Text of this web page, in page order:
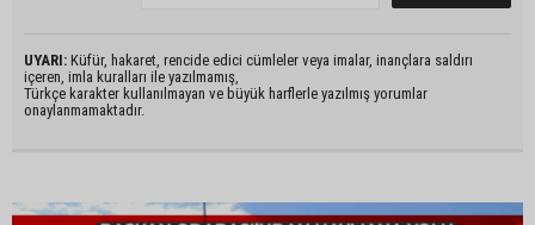
UYARI: Küfür, hakaret, rencide edici cümleler veya imalar, inançlara saldırı
içeren, imla kuralları ile yazılmamış,
Türkçe karakter kullanılmayan ve büyük harflerle yazılmış yorumlar
onaylanmamaktadır.